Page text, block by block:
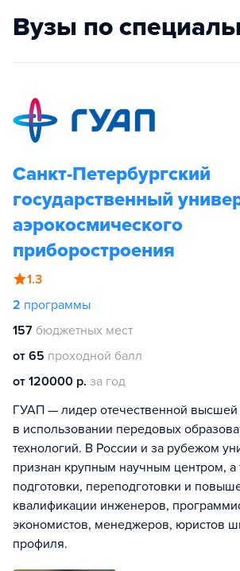
Вузы по
Санкт-Петербургский
государственный
аэрокосмического
приборостроения
1.3
2 программы
157 бюджетных мест
от 65 проходной балл
от 120000 р. за год
ГУАП — лидер отечественной
в использовании передовых
технологий. В России и за рубежом
признан крупным научным центром, а
подготовки, переподготовки и
квалификации инженеров,
экономистов, менеджеров, юристов
профиля.